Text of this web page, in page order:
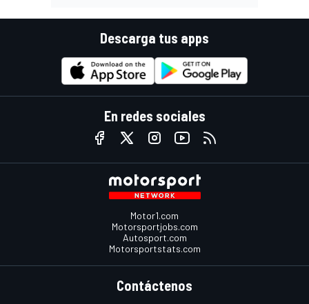
Descarga tus apps
En redes sociales
Motor1.com
Motorsportjobs.com
Autosport.com
Motorsportstats.com
Contáctenos